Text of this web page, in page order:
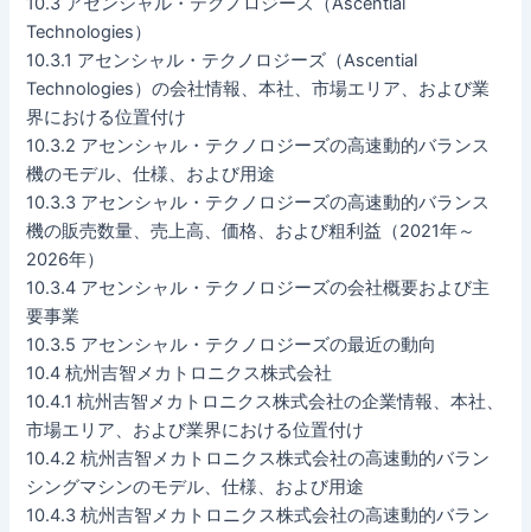
Technologies）
10.3.1 アセンシャル・テクノロジーズ（Ascential
Technologies）の会社情報、本社、市場エリア、および業
界における位置付け
10.3.2 アセンシャル・テクノロジーズの高速動的バランス
機のモデル、仕様、および用途
10.3.3 アセンシャル・テクノロジーズの高速動的バランス
機の販売数量、売上高、価格、および粗利益（2021年～
2026年）
10.3.4 アセンシャル・テクノロジーズの会社概要および主
要事業
10.3.5 アセンシャル・テクノロジーズの最近の動向
10.4 杭州吉智メカトロニクス株式会社
10.4.1 杭州吉智メカトロニクス株式会社の企業情報、本社、
市場エリア、および業界における位置付け
10.4.2 杭州吉智メカトロニクス株式会社の高速動的バラン
シングマシンのモデル、仕様、および用途
10.4.3 杭州吉智メカトロニクス株式会社の高速動的バラン